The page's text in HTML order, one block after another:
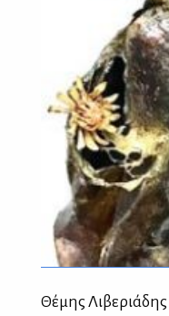
Θέμης Λιβεριάδης